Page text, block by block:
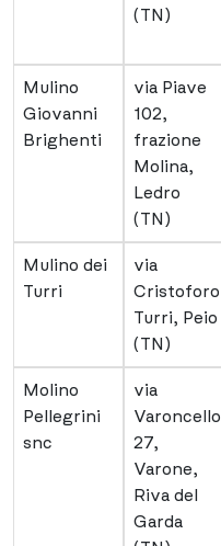
(TN)
Mulino
Giovanni
Brighenti
via Piave
102,
frazione
Molina,
Ledro
(TN)
Mulino dei
Turri
via
Cristoforo
Turri, Peio
(TN)
Molino
Pellegrini
snc
via
Varoncello
27,
Varone,
Riva del
Garda